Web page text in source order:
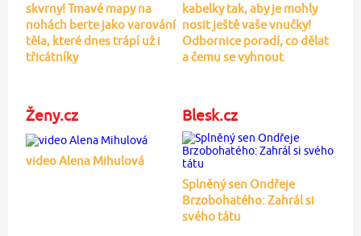
skvrny! Tmavé mapy na
nohách berte jako varování
těla, které dnes trápí už i
třicátníky
kabelky tak, aby je mohly
nosit ještě vaše vnučky!
Odbornice poradí, co dělat
a čemu se vyhnout
Ženy.cz
video Alena Mihulová
Blesk.cz
Splněný sen Ondřeje
Brzobohatého: Zahrál si
svého tátu